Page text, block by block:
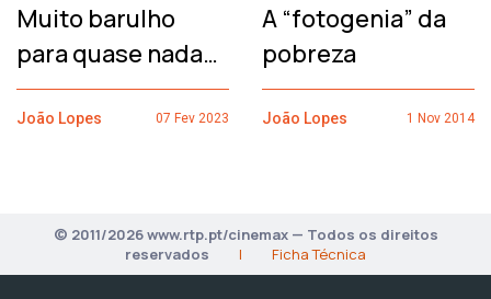
Muito barulho
para quase nada…
João Lopes 07 Fev 2023
A “fotogenia” da
pobreza
João Lopes 1 Nov 2014
© 2011/2026 www.rtp.pt/cinemax — Todos os direitos
reservados
| Ficha Técnica